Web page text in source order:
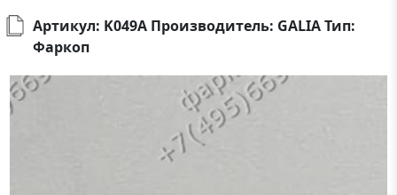
Артикул: K049A Производитель: GALIA Тип:
Фаркоп